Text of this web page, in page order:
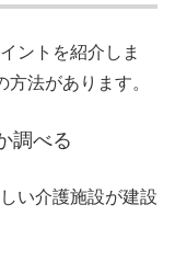
ントを紹介しま
法があります。
調べる
い介護施設が建設